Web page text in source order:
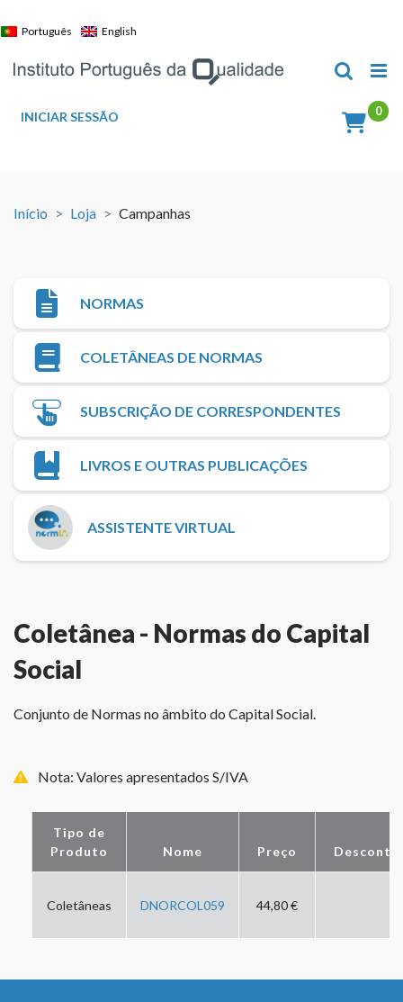
to
Português English
INICIAR SESSÃO
Início Loja Campanhas
NORMAS
COLETÂNEAS DE NORMAS
SUBSCRIÇÃO DE CORRESPONDENTES
LIVROS E OUTRAS PUBLICAÇÕES
ASSISTENTE VIRTUAL
Coletânea - Normas do Capital
Social
Conjunto de Normas no âmbito do Capital Social.
Nota: Valores apresentados S/IVA
Tipo de
Produto
Nome Preço Desconto
Coletâneas DNORCOL059 44,80 €